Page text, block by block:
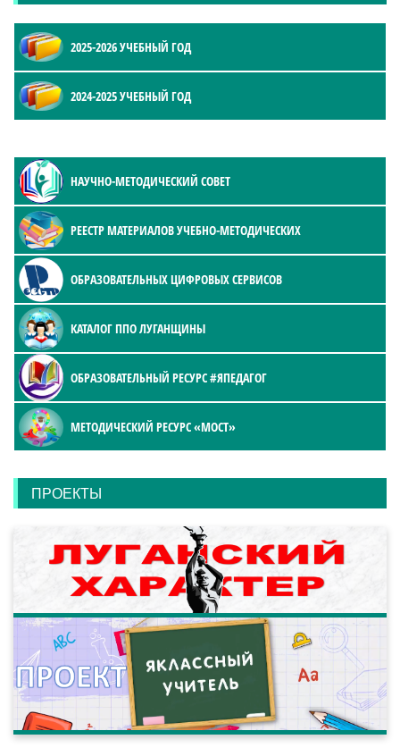
2025-2026 УЧЕБНЫЙ ГОД
2024-2025 УЧЕБНЫЙ ГОД
НАУЧНО-МЕТОДИЧЕСКИЙ СОВЕТ
РЕЕСТР МАТЕРИАЛОВ УЧЕБНО-МЕТОДИЧЕСКИХ
ОБРАЗОВАТЕЛЬНЫХ ЦИФРОВЫХ СЕРВИСОВ
КАТАЛОГ ППО ЛУГАНЩИНЫ
ОБРАЗОВАТЕЛЬНЫЙ РЕСУРС #ЯПЕДАГОГ
МЕТОДИЧЕСКИЙ РЕСУРС «МОСТ»
ПРОЕКТЫ